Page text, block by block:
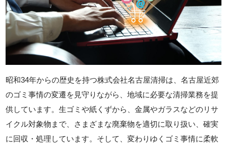
昭和34年からの歴史を持つ株式会社名古屋清掃は、名古屋近郊
のゴミ事情の変遷を見守りながら、地域に必要な清掃業務を提
供しています。生ゴミや紙くずから、金属やガラスなどのリサ
イクル対象物まで、さまざまな廃棄物を適切に取り扱い、確実
に回収・処理しています。そして、変わりゆくゴミ事情に柔軟